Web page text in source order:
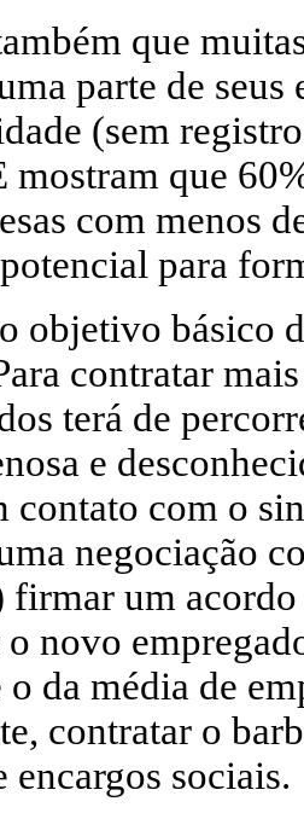
que
parte de
(sem
mostram que
com menos
para
objetivo básico
contratar
terá de
e
contato com o
negociação
um
novo
da média de
contratar o
encargos sociais.